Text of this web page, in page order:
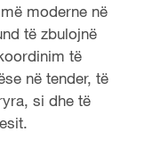
moderne në
të zbulojnë
të
në tender, të
si dhe të